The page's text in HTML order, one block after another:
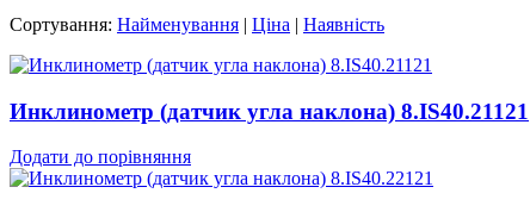
Сортування: Найменування | Ціна | Наявність
Инклинометр (датчик угла наклона) 8.IS40.21121
Додати до порівняння